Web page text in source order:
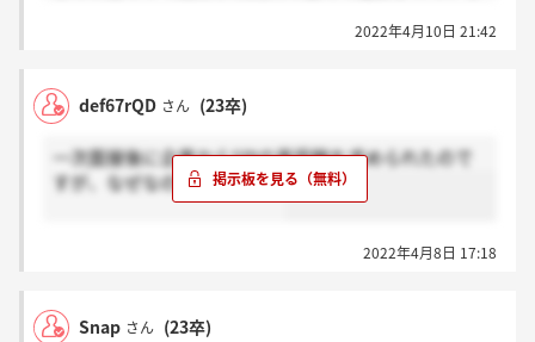
に当てはまる図形を選ぶという問題があると思うので
問という数え方で大丈夫ですよね？?～?全て合わせて
1問というふうに数えるのではないですよね…？
CUBICって1ページに1問ずつで合計20問出題されると
思うんですけど、自分が受けた企業は1ページに数問
ずつ合計４ページある形で、そのうちの最後のページ
でに自分が何問解いたか数えたいので、どなたか情報
2022年4月10日 21:42
def67rQD さん (23卒)
一次面接後に企業からSPIの再受験を求められたので
すが、なぜなのでしょうか？
2022年4月8日 17:18
Snap さん (23卒)